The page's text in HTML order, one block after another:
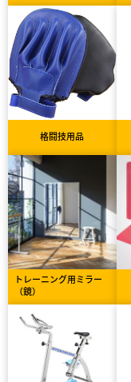
格闘技用品
トレーニング用ミラー
（鏡）